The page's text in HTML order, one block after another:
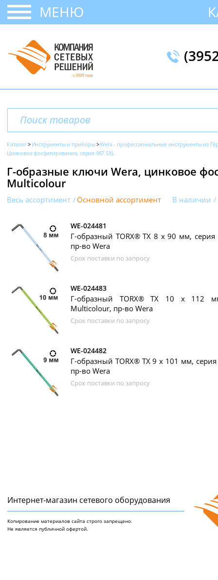
МЕНЮ
Каталог Инструменты и приборы
Wera - профессиональные инструменты из
Цинковое фосфатирование, серия 967 SXL
Г-образные ключи Wera, цинковое
Multicolour
Весь ассортимент Основной ассортимент В наличии
WE-024481
Г-образный TORX® TX 8 х 90 мм,
пр-во Wera
Срок поставки по запросу
WE-024483
Г-образный TORX® TX 10 х 112
Multicolour, пр-во Wera
Срок поставки по запросу
WE-024482
Г-образный TORX® TX 9 х 101 мм,
пр-во Wera
Срок поставки по запросу
Интернет-магазин сетeвого оборудования
Копирование материалов сайта строго запрещено.
Не является публичной офертой.